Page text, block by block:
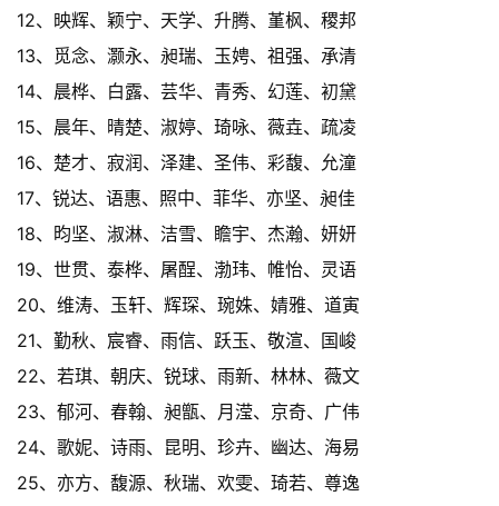
12、映辉、颖宁、天学、升腾、堇枫、稷邦
13、觅念、灏永、昶瑞、玉娉、祖强、承清
14、晨桦、白露、芸华、青秀、幻莲、初黛
15、晨年、晴楚、淑婷、琦咏、薇垚、疏凌
16、楚才、寂润、泽建、圣伟、彩馥、允潼
17、锐达、语惠、照中、菲华、亦坚、昶佳
18、昀坚、淑淋、洁雪、瞻宇、杰瀚、妍妍
19、世贯、泰桦、屠酲、渤玮、帷怡、灵语
20、维涛、玉轩、辉琛、琬姝、婧雅、道寅
21、勤秋、宸睿、雨信、跃玉、敬渲、国峻
22、若琪、朝庆、锐球、雨新、林林、薇文
23、郁河、春翰、昶甑、月滢、京奇、广伟
24、歌妮、诗雨、昆明、珍卉、幽达、海易
25、亦方、馥源、秋瑞、欢雯、琦若、尊逸